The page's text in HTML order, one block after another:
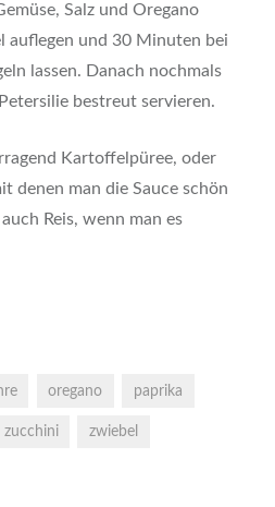
Salz und Oregano
auflegen und 30 Minuten bei
lassen. Danach nochmals
bestreut servieren.
Kartoffelpüree, oder
denen man die Sauce schön
Reis, wenn man es
oregano paprika
zucchini zwiebel